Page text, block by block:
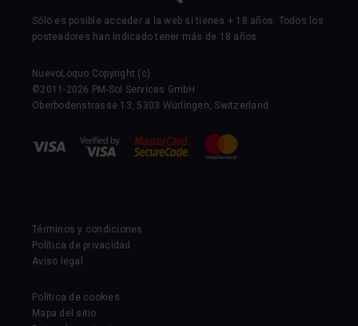
Sólo es posible acceder a la web si tienes + 18 años. Todos los
posteadores han indicado tener más de 18 años.
NuevoLoquo Copyright (c)
©2011-2026 PM-Sol Services GmbH
Oberbodenstrasse 13, 5303 Würlingen, Switzerland
Términos y condiciones
Política de privacidad
Aviso legal
Política de cookies
Mapa del sitio